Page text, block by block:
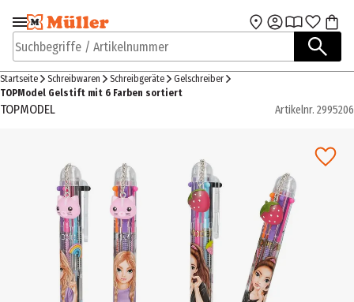
Zur Navigation
springen
Zum Hauptinhalt
Suchbegriffe / Artikelnummer
Startseite Schreibwaren Schreibgeräte
Gelschreiber
TOPModel Gelstift mit 6 Farben sortiert
TOPMODEL Artikelnr. 2995206